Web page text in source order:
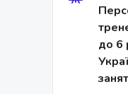
до 6